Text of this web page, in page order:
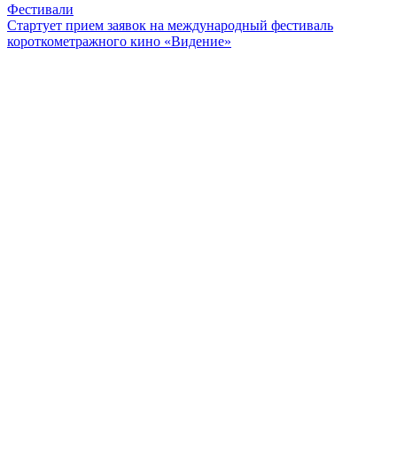
Фестивали
Стартует прием заявок на международный фестиваль
короткометражного кино «Видение»